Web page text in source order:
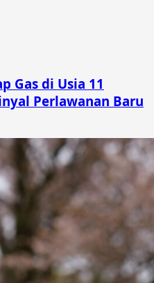
Gas di Usia 11
Perlawanan Baru